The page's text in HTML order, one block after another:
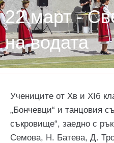
22 март -
на водата
Учениците от Хв и ХІб
„Бончевци“ и танцовия
съкровище“, заедно с
Семова, Н. Батева, Д.